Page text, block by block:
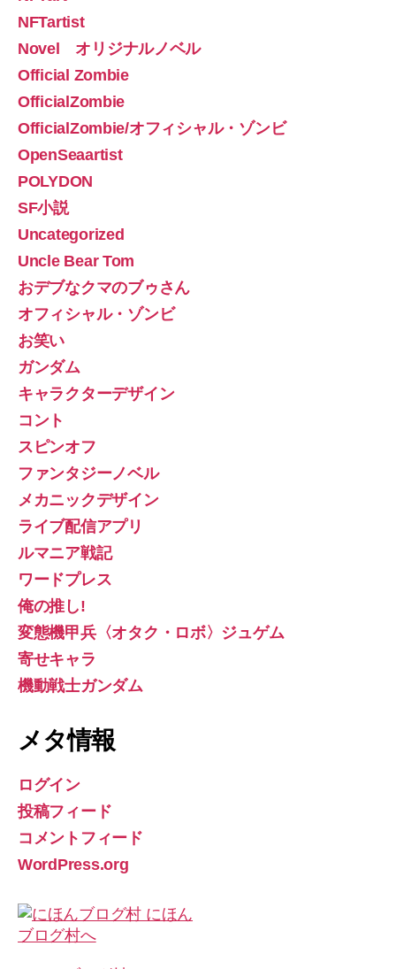
NFTartist
Novel オリジナルノベル
Official Zombie
OfficialZombie
OfficialZombie/オフィシャル・ゾンビ
OpenSeaartist
POLYDON
SF小説
Uncategorized
Uncle Bear Tom
おデブなクマのブゥさん
オフィシャル・ゾンビ
お笑い
ガンダム
キャラクターデザイン
コント
スピンオフ
ファンタジーノベル
メカニックデザイン
ライブ配信アプリ
ルマニア戦記
ワードプレス
俺の推し!
変態機甲兵〈オタク・ロボ〉ジュゲム
寄せキャラ
機動戦士ガンダム
メタ情報
ログイン
投稿フィード
コメントフィード
WordPress.org